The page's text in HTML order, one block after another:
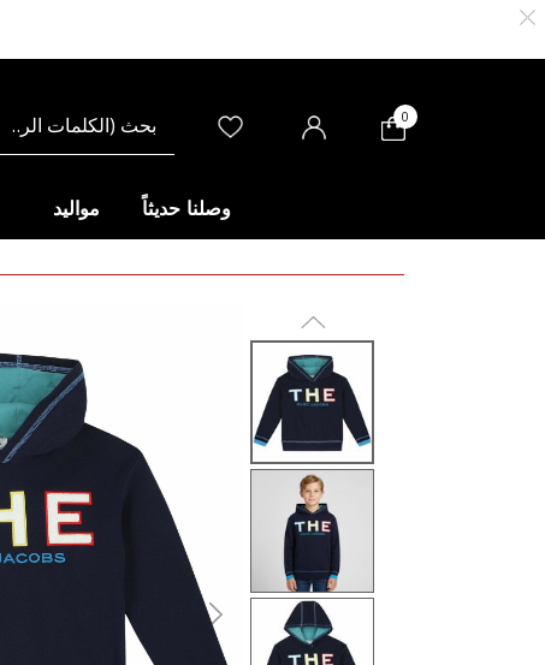
0
وصلنا حديثاً مواليد